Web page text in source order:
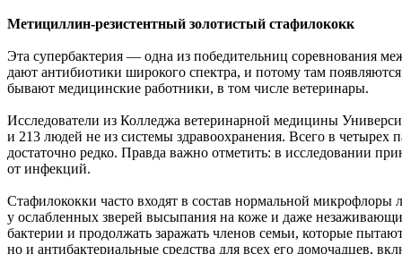
Метициллин-резистентный золотистый стафилококк
Эта супербактерия — одна из победительниц соревнования
дают антибиотики широкого спектра, и потому там
бывают медицинские работники, в том числе ветеринары.
Исследователи из Колледжа ветеринарной медицины
и 213 людей не из системы здравоохранения. Всего в
достаточно редко. Правда важно отметить: в исследовании
от инфекций.
Стафилококки часто входят в состав нормальной
у ослабленных зверей высыпания на коже и даже
бактерии и продолжать заражать членов семьи, которые
но и антибактериальные средства для всех его домочадцев,